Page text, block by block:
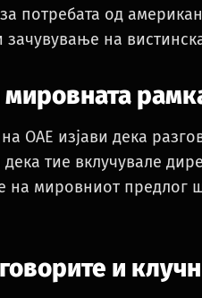
потребата од
на
мировната
ОАЕ изјави дека
тие вклучувале
на мировниот предлог
и